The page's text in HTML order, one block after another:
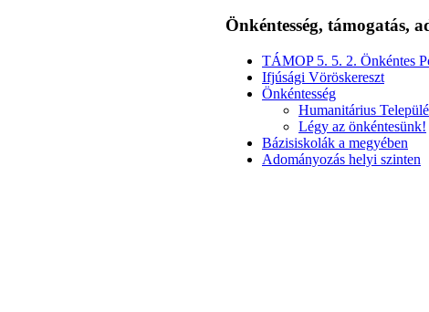
Önkéntesség, támogatás,
TÁMOP 5. 5. 2. Önkéntes
Ifjúsági Vöröskereszt
Önkéntesség
Humanitárius
Légy az önkéntesünk!
Bázisiskolák a megyében
Adományozás helyi szinten